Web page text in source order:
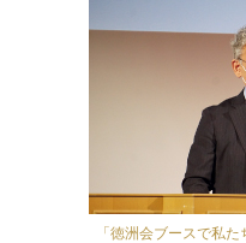
「徳洲会ブースで私